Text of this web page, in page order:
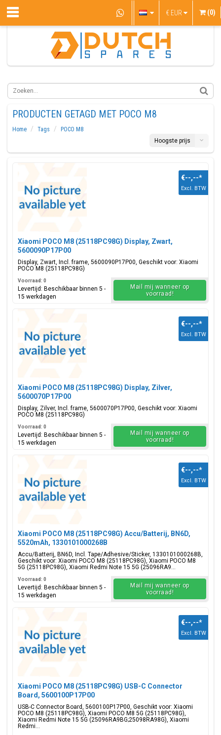
€ EUR (0)
PRODUCTEN GETAGD MET POCO M8
Home Tags
POCO M8
Hoogste prijs
Xiaomi POCO M8 (25118PC98G) Display, Zwart,
5600090P17P00
Display, Zwart, Incl. frame, 5600090P17P00, Geschikt voor: Xiaomi
POCO M8 (25118PC98G)
€--,--*
Excl. BTW
Voorraad: 0
Levertijd: Beschikbaar binnen 5 -
15 werkdagen
Mail mij wanneer op
voorraad!
Xiaomi POCO M8 (25118PC98G) Display, Zilver,
5600070P17P00
Display, Zilver, Incl. frame, 5600070P17P00, Geschikt voor: Xiaomi
POCO M8 (25118PC98G)
€--,--*
Excl. BTW
Voorraad: 0
Levertijd: Beschikbaar binnen 5 -
15 werkdagen
Mail mij wanneer op
voorraad!
Xiaomi POCO M8 (25118PC98G) Accu/Batterij, BN6D,
5520mAh, 1330101000268B
Accu/Batterij, BN6D, Incl. Tape/Adhesive/Sticker, 1330101000268B,
Geschikt voor: Xiaomi POCO M8 (25118PC98G), Xiaomi POCO M8
5G (25118PC98G), Xiaomi Redmi Note 15 5G (25096RA9...
€--,--*
Excl. BTW
Voorraad: 0
Levertijd: Beschikbaar binnen 5 -
15 werkdagen
Mail mij wanneer op
voorraad!
Xiaomi POCO M8 (25118PC98G) USB-C Connector
Board, 5600100P17P00
USB-C Connector Board, 5600100P17P00, Geschikt voor: Xiaomi
POCO M8 (25118PC98G), Xiaomi POCO M8 5G (25118PC98G),
Xiaomi Redmi Note 15 5G (25096RA9BG;25098RA98G), Xiaomi
Redmi...
€--,--*
Excl. BTW